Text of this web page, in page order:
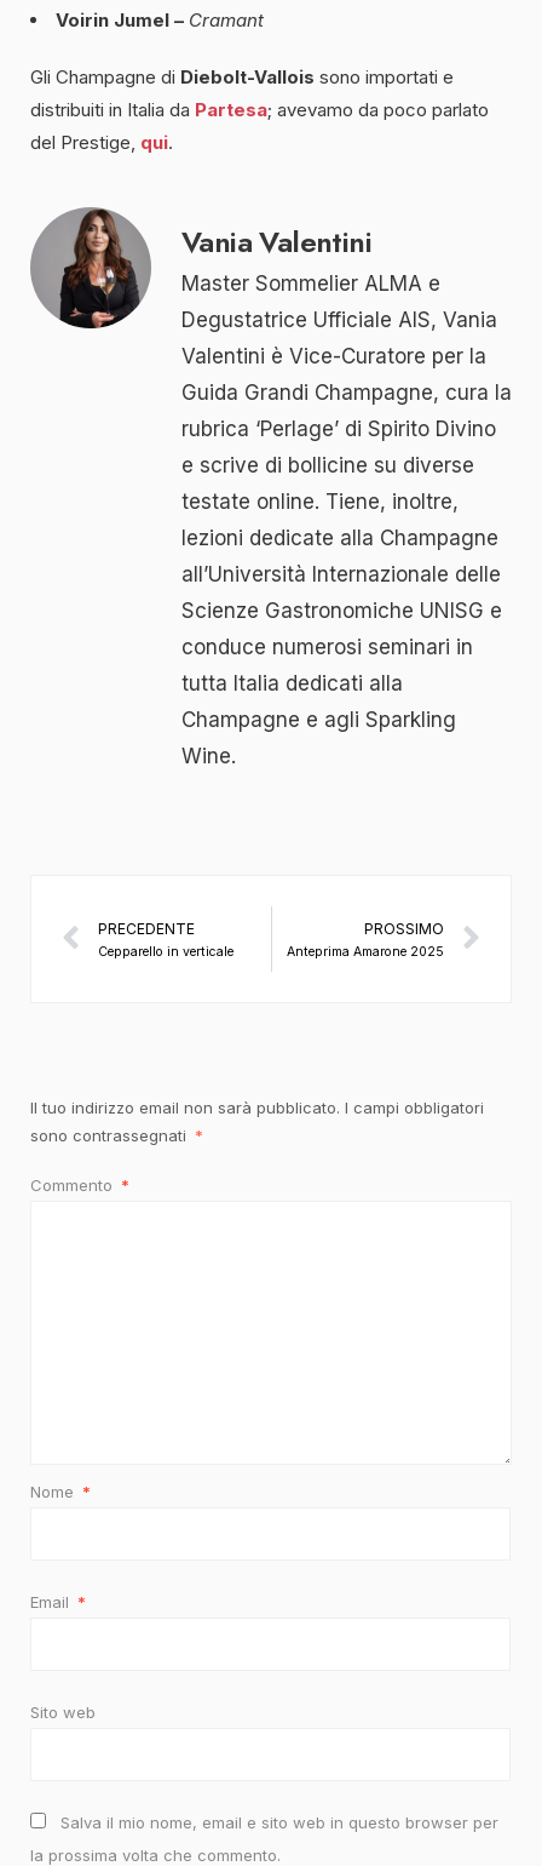
Voirin Jumel – Cramant
Gli Champagne di Diebolt-Vallois sono importati e
distribuiti in Italia da Partesa; avevamo da poco parlato
del Prestige, qui.
Vania Valentini
Master Sommelier ALMA e
Degustatrice Ufficiale AIS, Vania
Valentini è Vice-Curatore per la
Guida Grandi Champagne, cura la
rubrica ‘Perlage’ di Spirito Divino
e scrive di bollicine su diverse
testate online. Tiene, inoltre,
lezioni dedicate alla Champagne
all’Università Internazionale delle
Scienze Gastronomiche UNISG e
conduce numerosi seminari in
tutta Italia dedicati alla
Champagne e agli Sparkling
Wine.
PRECEDENTE
Cepparello in verticale
PROSSIMO
Anteprima Amarone 2025
Il tuo indirizzo email non sarà pubblicato. I campi obbligatori
sono contrassegnati *
Commento *
Nome *
Email *
Sito web
Salva il mio nome, email e sito web in questo browser per
la prossima volta che commento.